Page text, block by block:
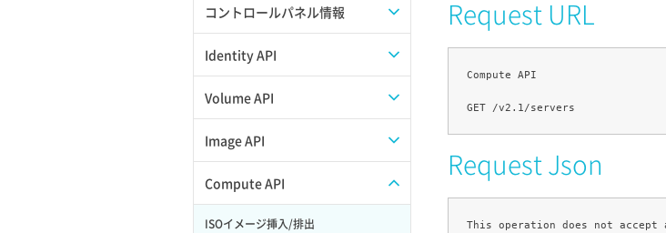
APIでAPIサブユーザーを作成する
APIでVPSにISOイメージを挿入する
APIでVPSを作成する
コントロールパネル情報
APIユーザーを作成する
API情報を確認する
Identity API
Credential一覧取得
Credential作成
Credential削除
Credential詳細取得
Volume API
スナップショット一覧取得
スナップショット作成
スナップショット削除
Image API
ISOイメージアップロード
ISOイメージ作成
Compute API
ISOイメージ挿入/排出
Request URL
Compute API
Request Json